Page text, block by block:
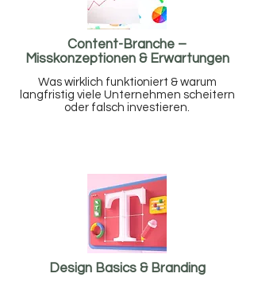
Content-Branche –
Misskonzeptionen & Erwartungen
Was wirklich funktioniert & warum
langfristig viele Unternehmen scheitern
oder falsch investieren.
Design Basics & Branding